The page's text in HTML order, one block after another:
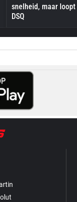
snelheid, maar
DSQ